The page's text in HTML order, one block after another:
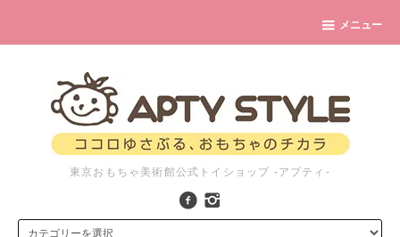
メニュー
東京おもちゃ美術館公式トイショップ -アプティ-